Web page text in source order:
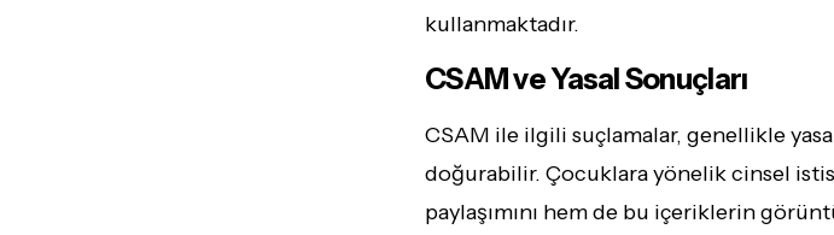
kullanmaktadır.
CSAM ve Yasal Sonuçları
CSAM ile ilgili suçlamalar, genellikle
doğurabilir. Çocuklara yönelik cinsel
paylaşımını hem de bu içeriklerin